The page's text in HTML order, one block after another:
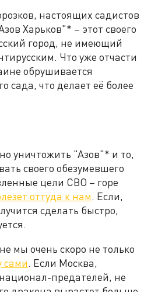
настоящих садистов
Харьков"* – этот своего
город, не имеющий
Что уже отчасти
обрушивается
сада, что делает её более
уничтожить "Азов"* и то,
своего обезумевшего
цели СВО – горе
оттуда к нам. Если,
сделать быстро,
мы очень скоро не только
сами. Если Москва,
предателей, не